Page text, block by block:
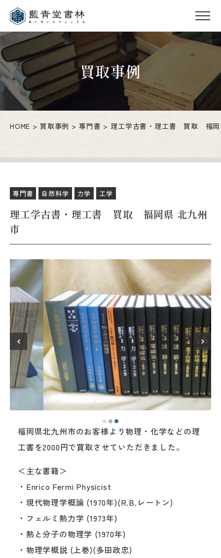
買取事例
HOME 買取事例 専門書 理工学古書・理工書 買取 福
専門書 自然科学 力学 工学
理工学古書・理工書 買取 福岡県 北九州
市
福岡県北九州市のお客様より物理・化学などの理
工書を2000円で買取させていただきました。
＜主な書籍＞
・Enrico Fermi Physicist
・現代物理学概論 (1970年)(R.B.レートン)
・フェルミ熱力学 (1973年)
・熱と分子の物理学 (1970年)
・物理学概説 (上巻)(多田政忠)